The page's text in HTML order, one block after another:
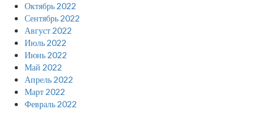
Октябрь 2022
Сентябрь 2022
Август 2022
Июль 2022
Июнь 2022
Май 2022
Апрель 2022
Март 2022
Февраль 2022